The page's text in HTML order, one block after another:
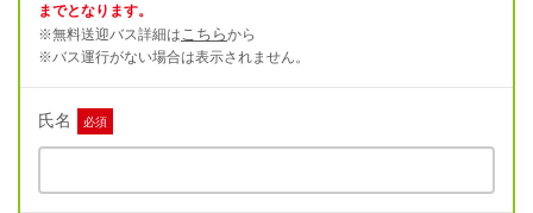
までとなります。
※無料送迎バス詳細は こちらから
※バス運行がない場合は表示されません。
氏名 必須